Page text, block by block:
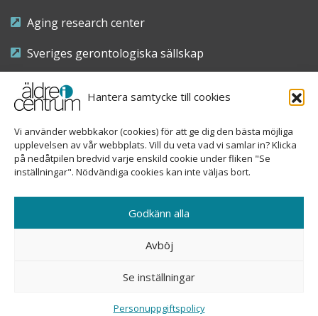
Hantera samtycke till cookies
Vi använder webbkakor (cookies) för att ge dig den bästa möjliga
upplevelsen av vår webbplats. Vill du veta vad vi samlar in? Klicka
på nedåtpilen bredvid varje enskild cookie under fliken "Se
inställningar". Nödvändiga cookies kan inte väljas bort.
Godkänn alla
Avböj
Se inställningar
Personuppgiftspolicy
Aging research center
Sveriges gerontologiska sällskap
Riksföreningen för sjuksköterskor inom äldre- och
demensvård
Nationellt kompetenscentrum anhöriga
Sveavägen 155, 113 46 Stockholm
08-690 58 84
info@aldreicentrum.se
Ansvarig utgivare: Åsa Hedberg Rundgren